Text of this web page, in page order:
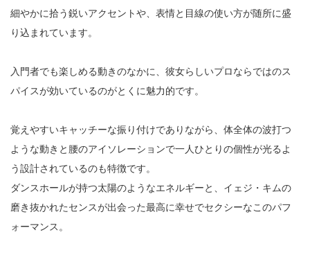
細やかに拾う鋭いアクセントや、表情と目線の使い方が随所に盛
り込まれています。
入門者でも楽しめる動きのなかに、彼女らしいプロならではのス
パイスが効いているのがとくに魅力的です。
覚えやすいキャッチーな振り付けでありながら、体全体の波打つ
ような動きと腰のアイソレーションで一人ひとりの個性が光るよ
う設計されているのも特徴です。
ダンスホールが持つ太陽のようなエネルギーと、イェジ・キムの
磨き抜かれたセンスが出会った最高に幸せでセクシーなこのパフ
ォーマンス。